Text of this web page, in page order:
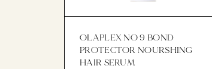
OLAPLEX NO 9 BOND
PROTECTOR NOURSHING
HAIR SERUM